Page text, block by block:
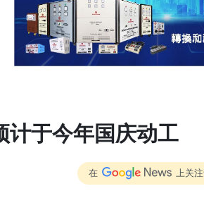
计于今年国庆动工
在 上关